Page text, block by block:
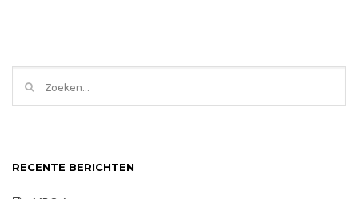
RECENTE BERICHTEN